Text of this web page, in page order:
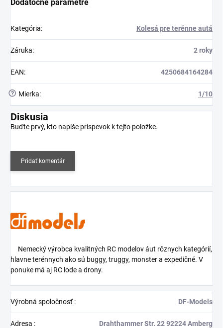
Dodatočné parametre
Kategória: Kolesá pre terénne autá
Záruka: 2 roky
EAN: 4250684164284
? Mierka: 1/10
Diskusia
Buďte prvý, kto napíše príspevok k tejto položke.
Pridať komentár
Nemecký výrobca kvalitných RC modelov áut rôznych kategórií,
hlavne terénnych ako sú buggy, truggy, monster a expedičné. V
ponuke má aj RC lode a drony.
Výrobná spoločnosť: DF-Models
Adresa : Drahthammer Str. 22 92224 Amberg